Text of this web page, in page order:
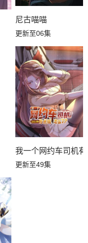
尼古喵喵
更新至06集
我一个网约车司机
更新至49集